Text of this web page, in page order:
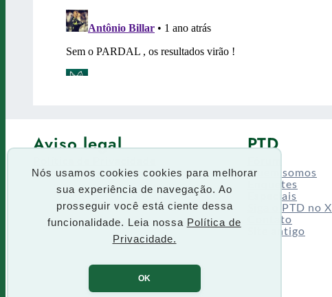
Nós usamos cookies cookies para melhorar
sua experiência de navegação. Ao
prosseguir você está ciente dessa
funcionalidade. Leia nossa Política de
Privacidade.
OK
Aviso legal
Termos de uso
PTD
Quem somos
Enquetes
Especiais
Siga o PTD no X
Contato
Site antigo